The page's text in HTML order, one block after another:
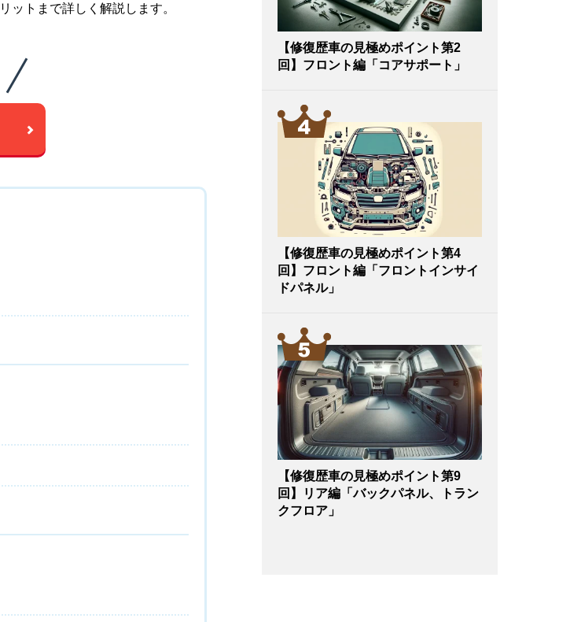
ットまで詳しく解説します。
【修復歴車の見極めポイント第2
回】フロント編「コアサポート」
【修復歴車の見極めポイント第4
回】フロント編「フロントインサイ
ドパネル」
【修復歴車の見極めポイント第9
回】リア編「バックパネル、トラン
クフロア」